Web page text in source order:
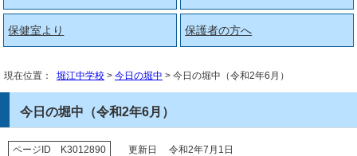
保健室より 保護者の方へ
現在位置： 堀江中学校 > 今日の堀中 > 今日の堀中（令和2年6月）
今日の堀中（令和2年6月）
ページID K3012890 更新日 令和2年7月1日